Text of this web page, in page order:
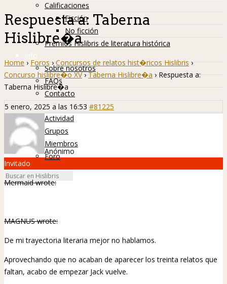
Calificaciones
Ficción
No ficción
Premios Hislibris de literatura histórica
Info
Sobre nosotros
FAQs
Contacto
Hislibreños
Actividad
Grupos
Miembros
Foro
Respuesta a: Taberna
Hislibre�a
Home › Foros › Concursos de relatos hist�ricos Hislibris ›
Concurso hislibre�o XV › Taberna Hislibre�a › Respuesta a:
Taberna Hislibre�a
5 enero, 2025 a las 16:53 #81225
Anónimo
Invitado
Mermaid wrote:
MAGNUS wrote:
De mi trayectoria literaria mejor no hablamos.
Aprovechando que no acaban de aparecer los treinta relatos que
faltan, acabo de empezar Jack vuelve.